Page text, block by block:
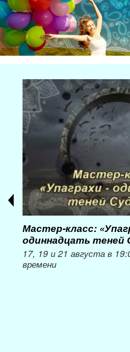
Мастер-класс:
одиннадцать теней
17, 19 и 21 августа в
времени